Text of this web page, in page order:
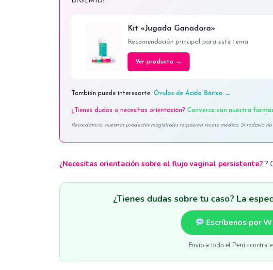
Kit «Jugada Ganadora»
Recomendación principal para este tema
Ver producto →
También puede interesarte: Óvulos de Ácido Bórico →
¿Tienes dudas o necesitas orientación? Conversa con nuestra
Recordatorio: nuestros productos magistrales requieren receta médica. Si todavía
¿Necesitas orientación sobre el flujo vaginal persistente? ?
¿Tienes dudas sobre tu caso? La
Escríbenos por
Envío a todo el Perú · contra